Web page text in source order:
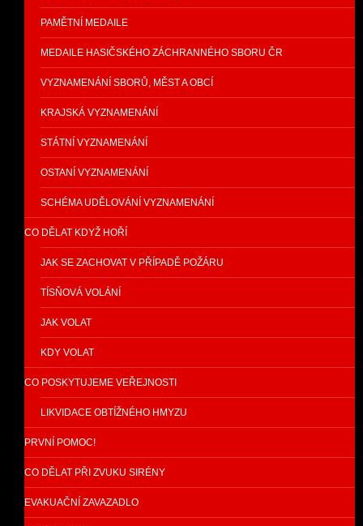
PAMĚTNÍ MEDAILE
MEDAILE HASIČSKÉHO ZÁCHRANNÉHO SBORU ČR
VYZNAMENÁNÍ SBORŮ, MĚST A OBCÍ
KRAJSKÁ VYZNAMENÁNÍ
STÁTNÍ VYZNAMENÁNÍ
OSTANÍ VYZNAMENÁNÍ
SCHÉMA UDĚLOVÁNÍ VYZNAMENÁNÍ
CO DĚLAT KDYŽ HOŘÍ
JAK SE ZACHOVAT V PŘÍPADĚ POŽÁRU
TÍSŇOVÁ VOLÁNÍ
JAK VOLAT
KDY VOLAT
CO POSKYTUJEME VEŘEJNOSTI
LIKVIDACE OBTÍŽNÉHO HMYZU
PRVNÍ POMOC!
CO DĚLAT PŘI ZVUKU SIRÉNY
EVAKUAČNÍ ZAVAZADLO